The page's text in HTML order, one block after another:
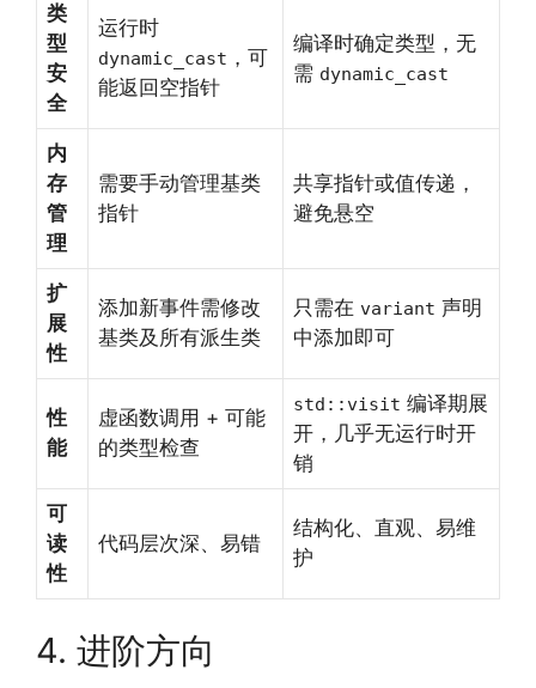
类
型
安
全
运行时
dynamic_cast ，可
能返回空指针
编译时确定类型，无
需 dynamic_cast
内
存
管
理
需要手动管理基类
指针
共享指针或值传递，
避免悬空
扩
展
性
添加新事件需修改
基类及所有派生类
只需在 variant 声明
中添加即可
性
能
虚函数调用 + 可能
的类型检查
std::visit 编译期展
开，几乎无运行时开
销
可
读
性
代码层次深、易错
结构化、直观、易维
护
4. 进阶方向